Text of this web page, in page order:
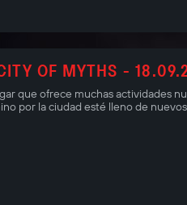
OF MYTHS -
que ofrece muchas actividades
por la ciudad esté lleno de